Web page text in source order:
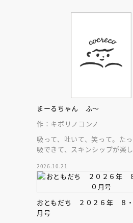
まーるちゃん ふ～
作：キボリノコンノ
吸って、吐いて、笑って。た
吸できて、スキンシップが楽
ーストブック。
2026.10.21
おともだち ２０２６年 ８・
月号